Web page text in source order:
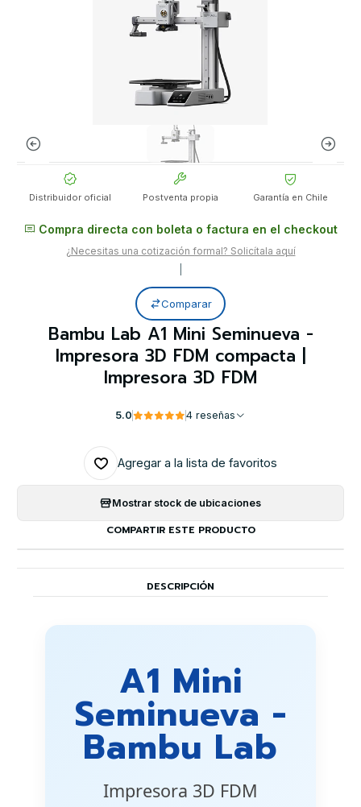
Distribuidor oficial Postventa propia Garantía en Chile
Compra directa con boleta o factura en el checkout
¿Necesitas una cotización formal? Solicítala aquí
Comparar
Bambu Lab A1 Mini Seminueva -
Impresora 3D FDM compacta |
Impresora 3D FDM
5.0 4 reseñas
Agregar a la lista de favoritos
Mostrar stock de ubicaciones
COMPARTIR ESTE PRODUCTO
DESCRIPCIÓN
A1 Mini
Seminueva -
Bambu Lab
Impresora 3D FDM